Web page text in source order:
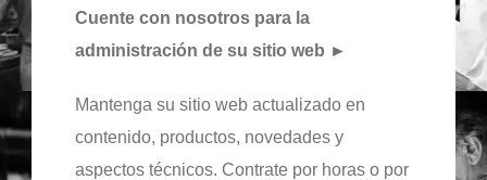
Cuente con nosotros para la
administración de su sitio web ►
Mantenga su sitio web actualizado en
contenido, productos, novedades y
aspectos técnicos. Contrate por horas o por